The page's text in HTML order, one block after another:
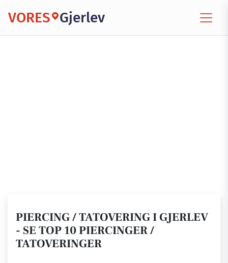
VORES Gjerlev
PIERCING / TATOVERING I GJERLEV
- SE TOP 10 PIERCINGER /
TATOVERINGER